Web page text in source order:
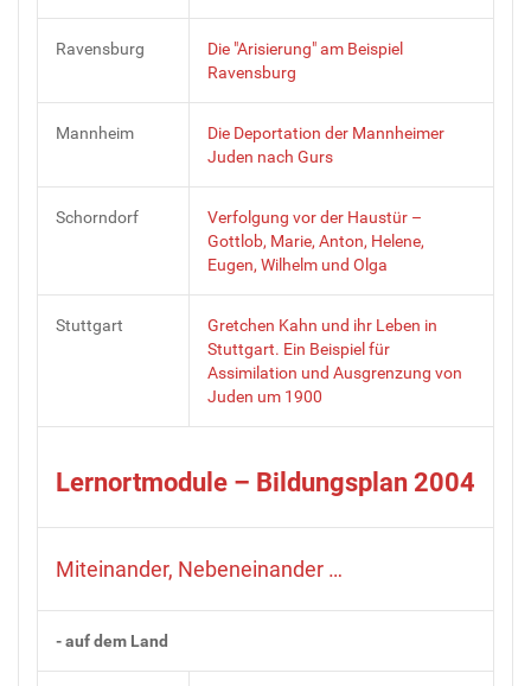
Ravensburg
Die "Arisierung" am Beispiel
Ravensburg
Mannheim
Die Deportation der Mannheimer
Juden nach Gurs
Schorndorf
Verfolgung vor der Haustür –
Gottlob, Marie, Anton, Helene,
Eugen, Wilhelm und Olga
Stuttgart
Gretchen Kahn und ihr Leben in
Stuttgart. Ein Beispiel für
Assimilation und Ausgrenzung von
Juden um 1900
Lernortmodule – Bildungsplan 2004
Miteinander, Nebeneinander …
- auf dem Land